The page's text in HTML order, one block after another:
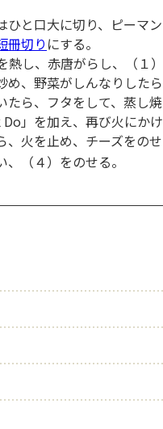
ひと口大に切り、ピーマ
冊切り にする。
熱し、赤唐がらし、（１
め、野菜がしんなりした
たら、フタをして、蒸し
」を加え、再び火にかけ
、火を止め、チーズをの
（４）をのせる。